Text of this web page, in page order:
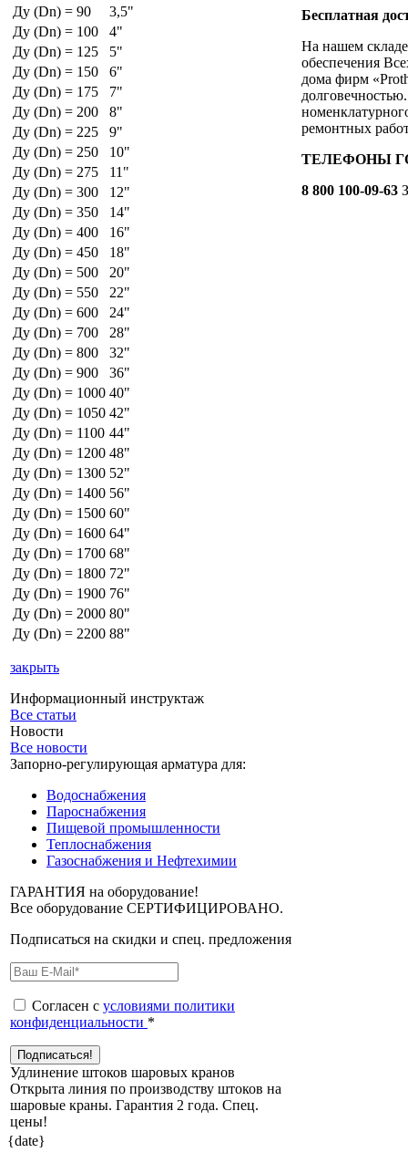
Ду (Dn) = 90
3,5"
Ду (Dn) = 100
4"
Ду (Dn) = 125
5"
Ду (Dn) = 150
6"
Ду (Dn) = 175
7"
Ду (Dn) = 200
8"
Ду (Dn) = 225
9"
Ду (Dn) = 250
10"
Ду (Dn) = 275
11"
Ду (Dn) = 300
12"
Ду (Dn) = 350
14"
Ду (Dn) = 400
16"
Ду (Dn) = 450
18"
Ду (Dn) = 500
20"
Ду (Dn) = 550
22"
Ду (Dn) = 600
24"
Ду (Dn) = 700
28"
Ду (Dn) = 800
32"
Ду (Dn) = 900
36"
Ду (Dn) = 1000 40"
Ду (Dn) = 1050 42"
Ду (Dn) = 1100 44"
Ду (Dn) = 1200 48"
Ду (Dn) = 1300 52"
Ду (Dn) = 1400 56"
Ду (Dn) = 1500 60"
Ду (Dn) = 1600 64"
Ду (Dn) = 1700 68"
Ду (Dn) = 1800 72"
Ду (Dn) = 1900 76"
Ду (Dn) = 2000 80"
Ду (Dn) = 2200 88"
закрыть
Информационный инструктаж
Все статьи
Новости
Все новости
Запорно-регулирующая арматура для:
Водоснабжения
Пароснабжения
Пищевой промышленности
Теплоснабжения
Газоснабжения и Нефтехимии
ГАРАНТИЯ на оборудование!
Все оборудование СЕРТИФИЦИРОВАНО.
Подписаться на скидки и спец. предложения
Согласен с условиями политики
конфиденциальности *
Удлинение штоков шаровых кранов
Открыта линия по производству штоков на
шаровые краны. Гарантия 2 года. Cпец.
цены!
Бесплатная
На нашем складе
обеспечения
дома фирм
ремонтных
ТЕЛЕФОНЫ
8 800 100-09-63
{date}